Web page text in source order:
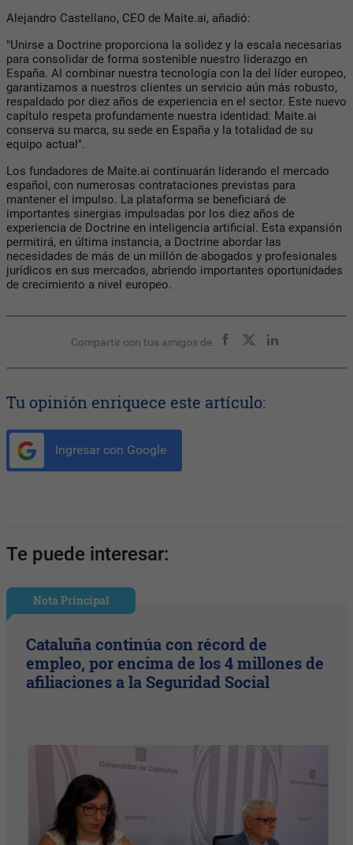
Alejandro Castellano, CEO de Maite.ai, añadió:
"Unirse a Doctrine proporciona la solidez y la escala necesarias
para consolidar de forma sostenible nuestro liderazgo en
España. Al combinar nuestra tecnología con la del líder europeo,
garantizamos a nuestros clientes un servicio aún más robusto,
respaldado por diez años de experiencia en el sector. Este nuevo
capítulo respeta profundamente nuestra identidad: Maite.ai
conserva su marca, su sede en España y la totalidad de su
equipo actual".
Los fundadores de Maite.ai continuarán liderando el mercado
español, con numerosas contrataciones previstas para
mantener el impulso. La plataforma se beneficiará de
importantes sinergias impulsadas por los diez años de
experiencia de Doctrine en inteligencia artificial. Esta expansión
permitirá, en última instancia, a Doctrine abordar las
necesidades de más de un millón de abogados y profesionales
jurídicos en sus mercados, abriendo importantes oportunidades
de crecimiento a nivel europeo.
Compartir con tus amigos de
Tu opinión enriquece este artículo:
Ingresar con Google
Te puede interesar:
Nota Principal
Cataluña continúa con récord de
empleo, por encima de los 4 millones de
afiliaciones a la Seguridad Social